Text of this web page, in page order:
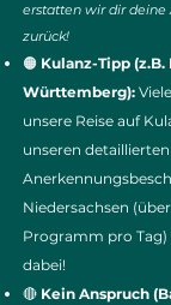
erstatten wir dir
zurück!
🟠 Kulanz-Tipp (z.B.
Württemberg):
unsere Reise auf
unseren
Niedersachsen
Programm pro
dabei!
🔴 Kein Anspruch